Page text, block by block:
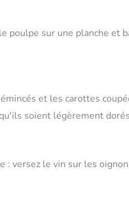
poulpe sur une planche et
et les carottes
soient légèrement
: versez le vin sur les